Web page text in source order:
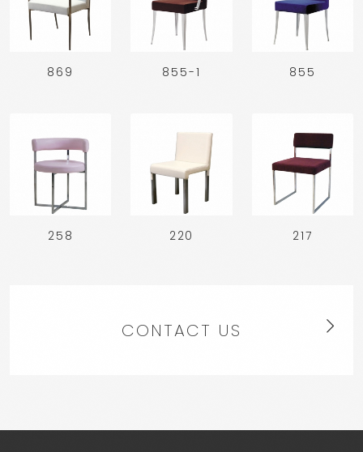
869 855-1 855
258 220 217
CONTACT US